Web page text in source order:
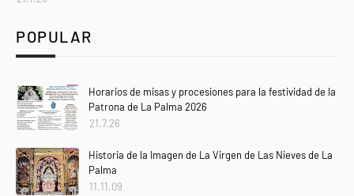
POPULAR
Horarios de misas y procesiones para la festividad de la
Patrona de La Palma 2026
21.7.26
Historia de la Imagen de La Virgen de Las Nieves de La
Palma
11.11.09